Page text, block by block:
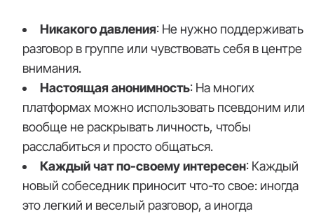
Никакого давления: Не нужно поддерживать
разговор в группе или чувствовать себя в центре
внимания.
Настоящая анонимность: На многих
платформах можно использовать псевдоним или
вообще не раскрывать личность, чтобы
расслабиться и просто общаться.
Каждый чат по-своему интересен: Каждый
новый собеседник приносит что-то свое: иногда
это легкий и веселый разговор, а иногда